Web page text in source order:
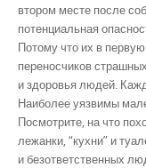
втором месте после
потенциальная
Потому что их в
переносчиков
и здоровья людей.
Наиболее уязвимы
Посмотрите, на что
лежанки, “кухни” и
и безответственных